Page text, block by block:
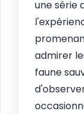
une série
admirer
faune